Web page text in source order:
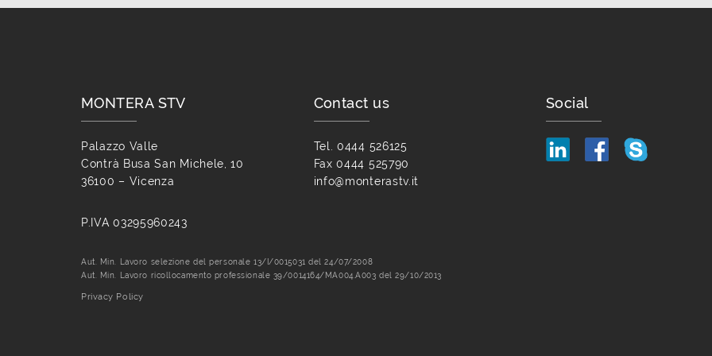
MONTERA STV
Palazzo Valle
Contrà Busa San Michele, 10
36100 – Vicenza
P.IVA 03295960243
Contact us
Tel. 0444 526125
Fax 0444 525790
info@monterastv.it
Social
Aut. Min. Lavoro selezione del personale 13/I/0015031 del 24/07/2008
Aut. Min. Lavoro ricollocamento professionale 39/0014164/MA004.A003 del 29/10/2013
Privacy Policy